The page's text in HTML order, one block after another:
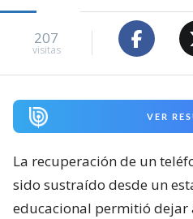
207
visitas
VER
La recuperación de un
sido sustraído desde un
educacional permitió dejar